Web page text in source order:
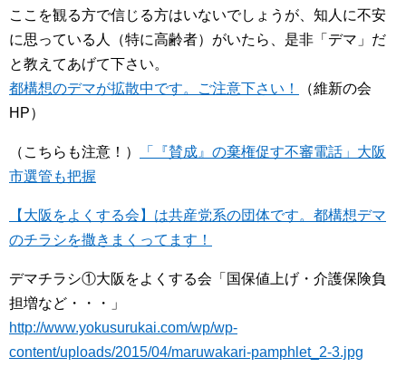
ここを観る方で信じる方はいないでしょうが、知人に不安
に思っている人（特に高齢者）がいたら、是非「デマ」だ
と教えてあげて下さい。
都構想のデマが拡散中です。ご注意下さい！
（維新の会
HP）
（こちらも注意！）
「『賛成』の棄権促す不審電話」大阪
市選管も把握
【大阪をよくする会】は共産党系の団体です。都構想デマ
のチラシを撒きまくってます！
デマチラシ①大阪をよくする会「国保値上げ・介護保険負
担増など・・・」
http://www.yokusurukai.com/wp/wp-
content/uploads/2015/04/maruwakari-pamphlet_2-3.jpg